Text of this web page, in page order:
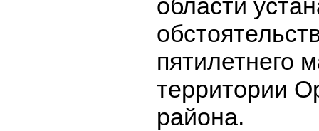
области
пятилетнего
территории
района.